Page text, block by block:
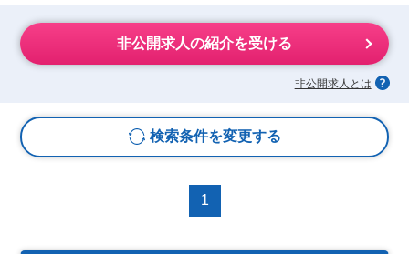
非公開求人の紹介を受ける
非公開求人とは
検索条件を変更する
1